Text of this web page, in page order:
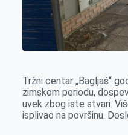
Tržni centar „Bagljaš“
zimskom periodu,
uvek zbog iste stvari.
isplivao na površinu.